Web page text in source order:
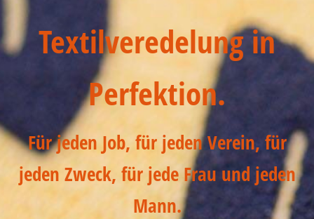
Textilveredelung in
Perfektion.
Für jeden Job, für jeden Verein, für
jeden Zweck, für jede Frau und jeden
Mann.